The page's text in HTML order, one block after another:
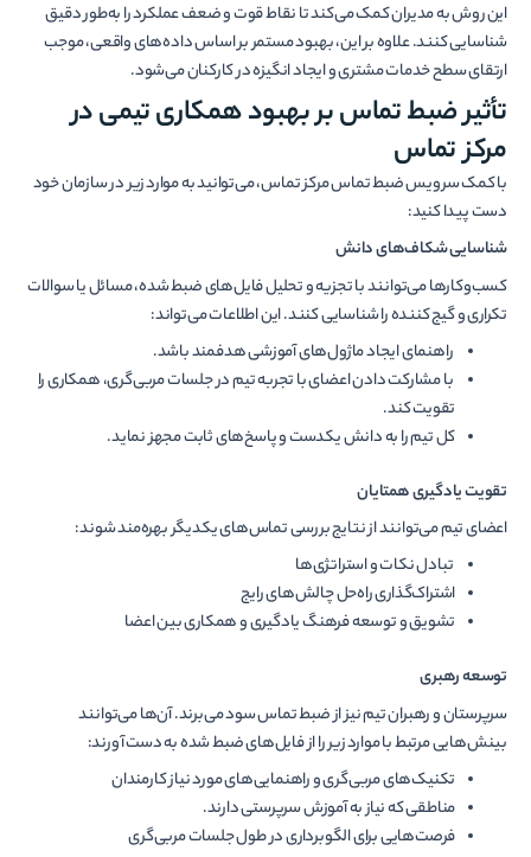
این روش به مدیران کمک می‌کند تا نقاط قوت و ضعف عملکرد را به‌طور دقیق
شناسایی کنند. علاوه بر این، بهبود مستمر بر اساس داده‌های واقعی، موجب
ارتقای سطح خدمات مشتری و ایجاد انگیزه در کارکنان می‌شود.
تأثیر ضبط تماس بر بهبود همکاری تیمی در
مرکز تماس
با کمک سرویس ضبط تماس مرکز تماس، می‌توانید به موارد زیر در سازمان خود
دست پیدا کنید:
شناسایی شکاف‌های دانش
کسب‌وکارها می‌توانند با تجزیه و تحلیل فایل‌های ضبط شده، مسائل یا سوالات
تکراری و گیج کننده را شناسایی کنند. این اطلاعات می‌تواند:
راهنمای ایجاد ماژول‌های آموزشی هدفمند باشد.
با مشارکت دادن اعضای با تجربه تیم در جلسات مربی‌گری، همکاری را
تقویت کند.
کل تیم را به دانش یکدست و پاسخ‌های ثابت مجهز نماید.
تقویت یادگیری همتایان
اعضای تیم می‌توانند از نتایج بررسی تماس‌های یکدیگر بهره‌مند شوند:
تبادل نکات و استراتژی‌ها
اشتراک‌گذاری راه‌حل چالش‌های رایج
تشویق و توسعه فرهنگ یادگیری و همکاری بین اعضا
توسعه رهبری
سرپرستان و رهبران تیم نیز از ضبط تماس سود می‌برند. آن‌ها می‌توانند
بینش‌هایی مرتبط با موارد زیر را از فایل‌های ضبط شده به دست آورند:
تکنیک‌های مربی‌گری و راهنمایی‌های مورد نیاز کارمندان
مناطقی که نیاز به آموزش سرپرستی دارند.
فرصت‌هایی برای الگوبرداری در طول جلسات مربی‌گری